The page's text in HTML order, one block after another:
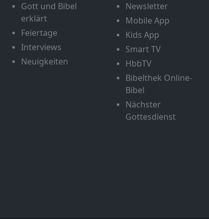
Gott und Bibel
erklärt
Feiertage
Interviews
Neuigkeiten
Newsletter
Mobile App
Kids App
Smart TV
HbbTV
Bibelthek Online-
Bibel
Nächster
Gottesdienst